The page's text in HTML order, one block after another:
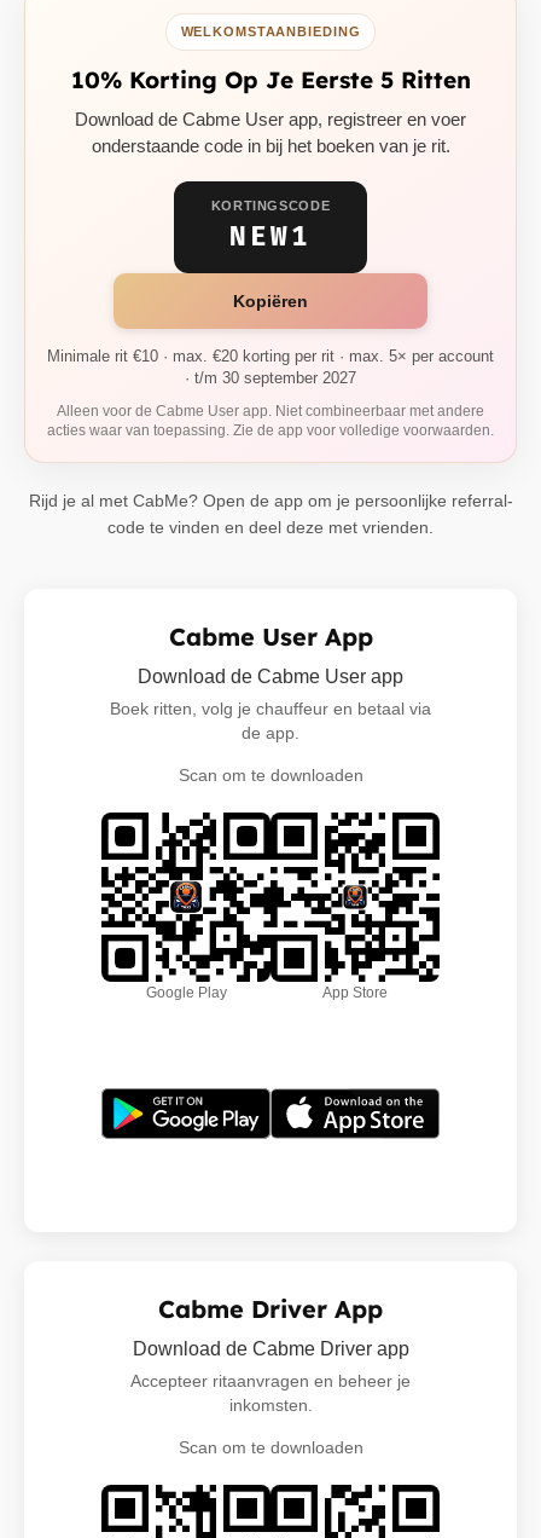
WELKOMSTAANBIEDING
10% Korting Op Je Eerste 5 Ritten
Download de Cabme User app, registreer en voer
onderstaande code in bij het boeken van je rit.
KORTINGSCODE
NEW1
Kopiëren
Minimale rit €10 · max. €20 korting per rit · max. 5× per account
· t/m 30 september 2027
Alleen voor de Cabme User app. Niet combineerbaar met andere
acties waar van toepassing. Zie de app voor volledige voorwaarden.
Rijd je al met CabMe? Open de app om je persoonlijke referral-
code te vinden en deel deze met vrienden.
Cabme User App
Download de Cabme User app
Boek ritten, volg je chauffeur en betaal via
de app.
Scan om te downloaden
Google Play App Store
Cabme Driver App
Download de Cabme Driver app
Accepteer ritaanvragen en beheer je
inkomsten.
Scan om te downloaden